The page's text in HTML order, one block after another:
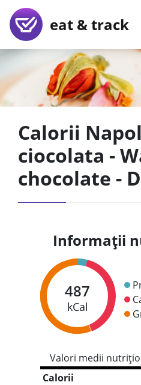
eat & track
Calorii
ciocolata -
chocolate -
Informații
487
kCal
Valori medii
Calorii